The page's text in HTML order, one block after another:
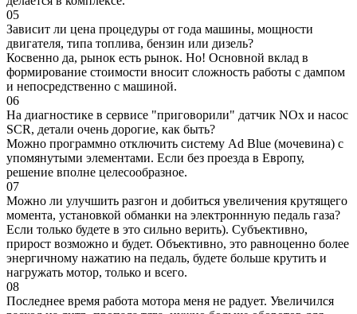
05
Зависит ли цена процедуры от года машины, мощности
двигателя, типа топлива, бензин или дизель?
Косвенно да, рынок есть рынок. Но! Основной вклад в
формирование стоимости вносит сложность работы с дампом
и непосредственно с машиной.
06
На диагностике в сервисе "приговорили" датчик NOx и насос
SCR, детали очень дорогие, как быть?
Можно программно отключить систему Ad Blue (мочевина) с
упомянутыми элементами. Если без проезда в Европу,
решение вполне целесообразное.
07
Можно ли улучшить разгон и добиться увеличения крутящего
момента, установкой обманки на электроннную педаль газа?
Если только будете в это сильно верить). Субъективно,
прирост возможно и будет. Объективно, это равноценно более
энергичному нажатию на педаль, будете больше крутить и
нагружать мотор, только и всего.
08
Последнее время работа мотора меня не радует. Увеличился